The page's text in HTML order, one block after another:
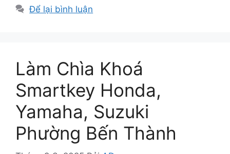
Để lại bình luận
Làm Chìa Khoá
Smartkey Honda,
Yamaha, Suzuki
Phường Bến Thành